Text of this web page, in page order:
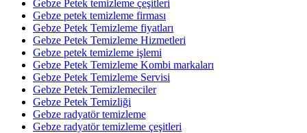
Gebze Petek temizleme çeşitleri
Gebze petek temizleme firması
Gebze Petek Temizleme fiyatları
Gebze Petek Temizleme Hizmetleri
Gebze petek temizleme işlemi
Gebze Petek Temizleme Kombi markaları
Gebze Petek Temizleme Servisi
Gebze Petek Temizlemeciler
Gebze Petek Temizliği
Gebze radyatör temizleme
Gebze radyatör temizleme çeşitleri